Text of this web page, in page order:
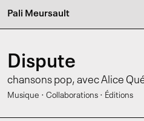
Pali Meursault
Dispute
chansons pop, avec Alice
Musique · Collaborations · Éditions